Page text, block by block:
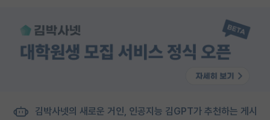
김박사넷의 새로운 거인, 인공지능 김GPT가 추천하는 게시